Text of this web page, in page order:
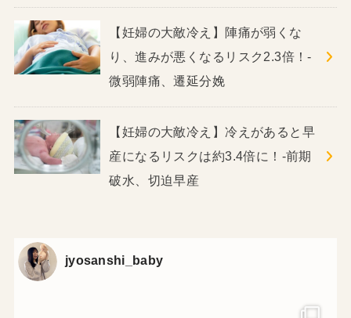
【妊婦の大敵冷え】陣痛が弱くな
り、進みが悪くなるリスク2.3倍！‐
微弱陣痛、遷延分娩
【妊婦の大敵冷え】冷えがあると早
産になるリスクは約3.4倍に！‐前期
破水、切迫早産
jyosanshi_baby